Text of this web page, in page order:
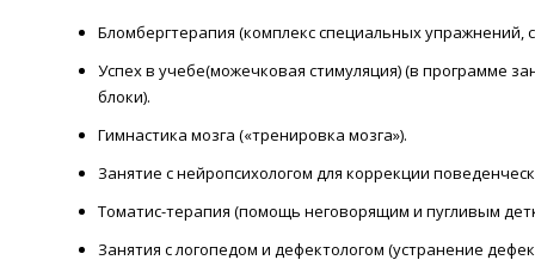
Бломбергтерапия (комплекс специальных
Успех в учебе(можечковая стимуляция) (в программе
блоки).
Гимнастика мозга («тренировка мозга»).
Занятие с нейропсихологом для коррекции
Томатис-терапия (помощь неговорящим и пугливым
Занятия с логопедом и дефектологом (устранение